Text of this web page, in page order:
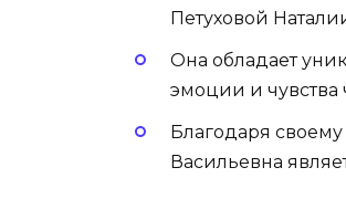
Петуховой
Она обладает
эмоции и чувства
Благодаря
Васильевна